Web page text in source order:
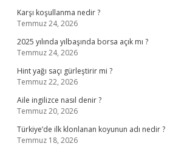
Karşı koşullanma nedir ?
Temmuz 24, 2026
2025 yılında yılbaşında borsa açık mı ?
Temmuz 24, 2026
Hint yağı saçı gürleştirir mi ?
Temmuz 22, 2026
Aile ingilizce nasıl denir ?
Temmuz 20, 2026
Türkiye’de ilk klonlanan koyunun adı nedir ?
Temmuz 18, 2026